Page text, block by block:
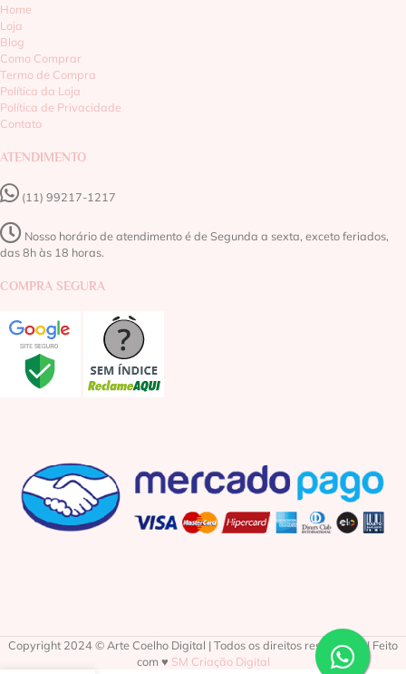
Home
Loja
Blog
Como Comprar
Termo de Compra
Política da Loja
Política de Privacidade
Contato
ATENDIMENTO
(11) 99217-1217‬
Nosso horário de atendimento é de Segunda a sexta, exceto feriados,
das 8h às 18 horas.
COMPRA SEGURA
Copyright 2024 © Arte Coelho Digital | Todos os direitos reservados | Feito
com ♥ SM Criação Digital